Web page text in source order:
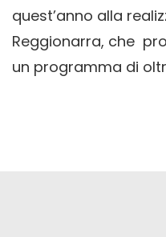
quest’anno alla
Reggionarra, che
un programma di